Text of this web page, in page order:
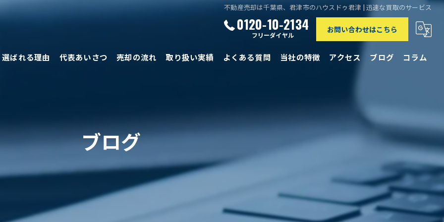
不動産売却は千葉県、君津市のハウスドゥ君津 | 迅速な買取のサービス
0120-10-2134
フリーダイヤル
お問い合わせはこちら
選ばれる理由 代表あいさつ 売却の流れ 取り扱い実績 よくある質問 当社の特徴 アクセス ブログ コラム
ブログ